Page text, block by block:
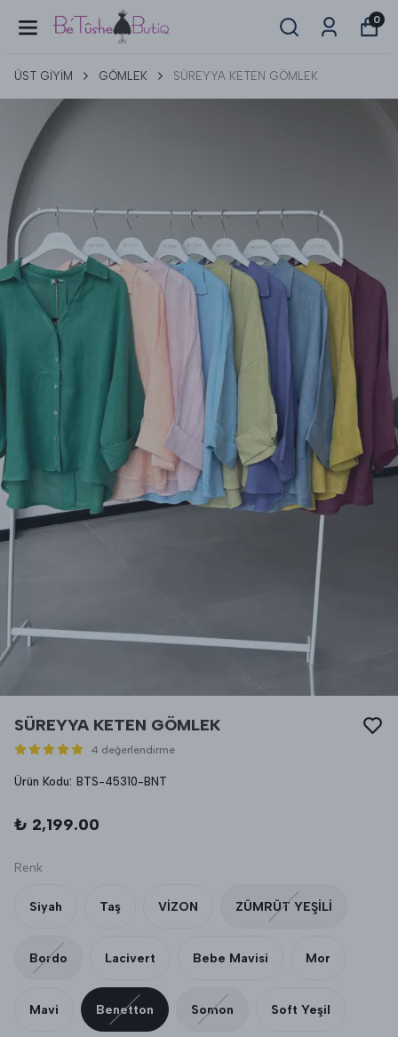
0
ÜST GİYİM GÖMLEK SÜREYYA KETEN GÖMLEK
SÜREYYA KETEN GÖMLEK
4 değerlendirme
Ürün Kodu: BTS-45310-BNT
₺ 2,199.00
Renk
Siyah Taş VİZON ZÜMRÜT YEŞİLİ
Bordo Lacivert Bebe Mavisi Mor
Mavi Benetton Somon Soft Yeşil